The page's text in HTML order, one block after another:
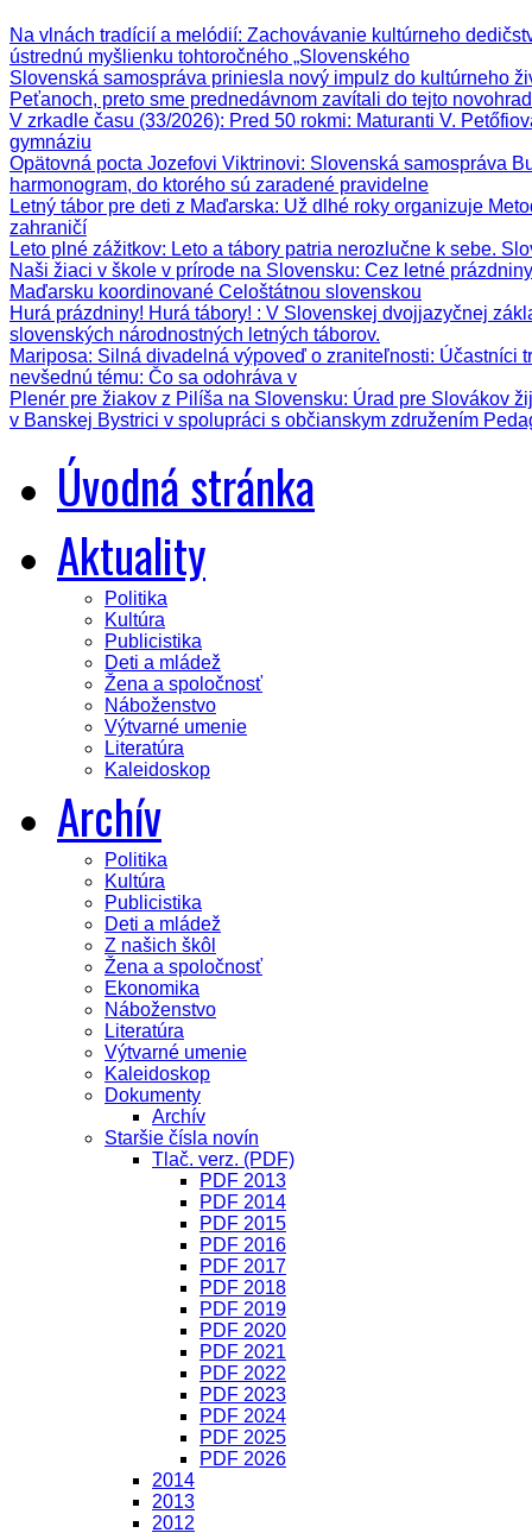
Na vlnách tradícií a melódií: Zachovávanie kultúrneho
ústrednú myšlienku tohtoročného „Slovenského
Slovenská samospráva priniesla nový impulz do kultúrneho
Peťanoch, preto sme prednedávnom zavítali do tejto
V zrkadle času (33/2026): Pred 50 rokmi: Maturanti V.
gymnáziu
Opätovná pocta Jozefovi Viktrinovi: Slovenská samospráva
harmonogram, do ktorého sú zaradené pravidelne
Letný tábor pre deti z Maďarska: Už dlhé roky organizuje
zahraničí
Leto plné zážitkov: Leto a tábory patria nerozlučne k sebe.
Naši žiaci v škole v prírode na Slovensku: Cez letné
Maďarsku koordinované Celoštátnou slovenskou
Hurá prázdniny! Hurá tábory! : V Slovenskej dvojjazyčnej
slovenských národnostných letných táborov.
Mariposa: Silná divadelná výpoveď o zraniteľnosti: Účastníci
nevšednú tému: Čo sa odohráva v
Plenér pre žiakov z Pilíša na Slovensku: Úrad pre Slovákov
v Banskej Bystrici v spolupráci s občianskym združením
Úvodná stránka
Aktuality
Politika
Kultúra
Publicistika
Deti a mládež
Žena a spoločnosť
Náboženstvo
Výtvarné umenie
Literatúra
Kaleidoskop
Archív
Politika
Kultúra
Publicistika
Deti a mládež
Z našich škôl
Žena a spoločnosť
Ekonomika
Náboženstvo
Literatúra
Výtvarné umenie
Kaleidoskop
Dokumenty
Archív
Staršie čísla novín
Tlač. verz. (PDF)
PDF 2013
PDF 2014
PDF 2015
PDF 2016
PDF 2017
PDF 2018
PDF 2019
PDF 2020
PDF 2021
PDF 2022
PDF 2023
PDF 2024
PDF 2025
PDF 2026
2014
2013
2012